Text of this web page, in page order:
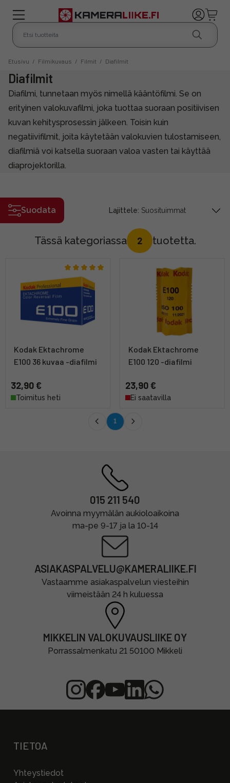
Etusivu / Filmikuvaus / Filmit / Diafilmit
Diafilmit
Diafilmi, tunnetaan myös nimellä kääntöfilmi. Se on
erityinen valokuvafilmi, joka tuottaa suoraan positiivisen
kuvan kehitysprosessin jälkeen. Toisin kuin
negatiivifilmit, joita käytetään valokuvien tulostamiseen,
diafilmiä voi katsella suoraan valoa vasten tai käyttää
diaprojektorilla.
Suodata Lajittele:
Tässä kategoriassa 2 tuotetta.
Kodak Ektachrome
E100 36 kuvaa -diafilmi
32,90 €
Toimitus heti
Kodak Ektachrome
E100 120 -diafilmi
23,90 €
Ei saatavilla
1
015 211 540
Avoinna myymälän aukioloaikoina
ma-pe 9-17 ja la 10-14
ASIAKASPALVELU@KAMERALIIKE.FI
Vastaamme asiakaspalvelun viesteihin
viimeistään 24 h kuluessa
MIKKELIN VALOKUVAUSLIIKE OY
Porrassalmenkatu 21 50100 Mikkeli
TIETOA
Yhteystiedot